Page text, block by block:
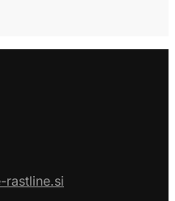
rastline.si